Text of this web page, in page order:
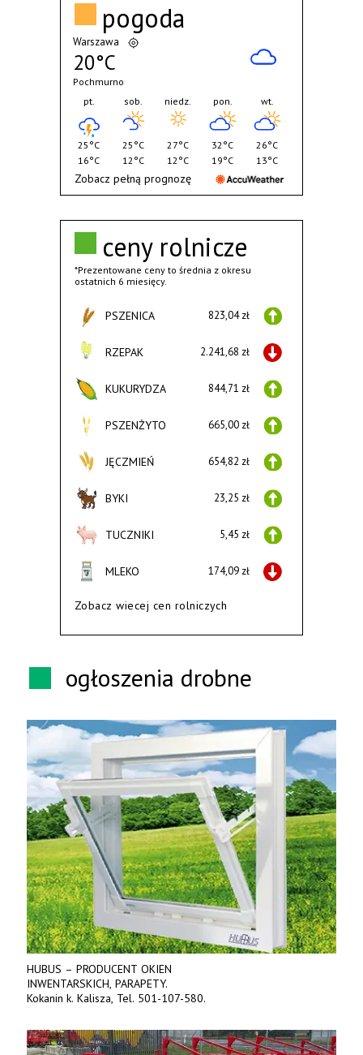
ceny rolnicze
*Prezentowane ceny to średnia z okresu
ostatnich 6 miesięcy.
PSZENICA 823,04 zł
RZEPAK 2.241,68 zł
KUKURYDZA 844,71 zł
PSZENŻYTO 665,00 zł
JĘCZMIEŃ 654,82 zł
BYKI 23,25 zł
TUCZNIKI 5,45 zł
MLEKO 174,09 zł
Zobacz wiecej cen rolniczych
pogoda
Warszawa
20°C
Pochmurno
pt.
25°C
16°C
sob.
25°C
12°C
niedz.
27°C
12°C
pon.
32°C
19°C
wt.
26°C
13°C
Zobacz pełną prognozę
ogłoszenia drobne
HUBUS – PRODUCENT OKIEN
INWENTARSKICH, PARAPETY.
Kokanin k. Kalisza, Tel. 501-107-580.